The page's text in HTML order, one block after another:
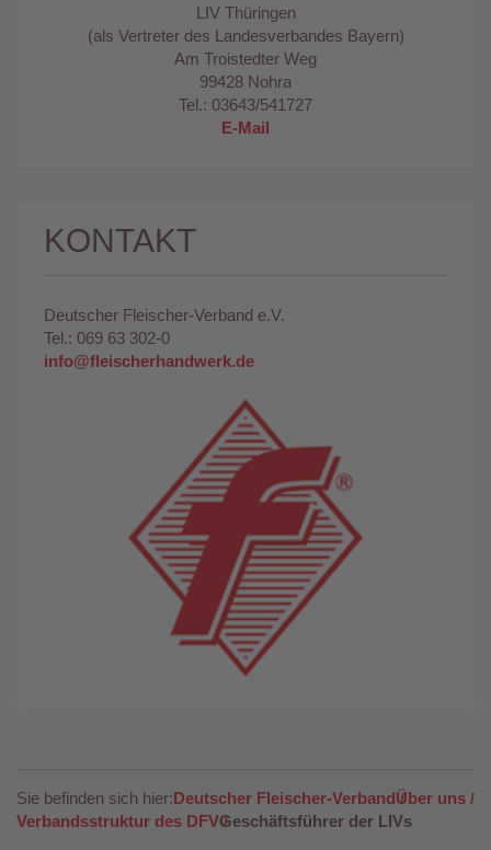
LIV Thüringen
(als Vertreter des Landesverbandes Bayern)
Am Troistedter Weg
99428 Nohra
Tel.: 03643/541727
E-Mail
KONTAKT
Deutscher Fleischer-Verband e.V.
Tel.: 069 63 302-0
info@fleischerhandwerk.de
Sie befinden sich hier:Deutscher Fleischer-VerbandÜber uns
Verbandsstruktur des DFVGeschäftsführer der LIVs